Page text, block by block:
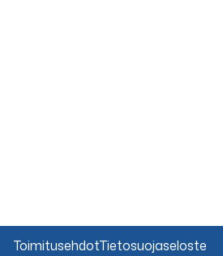
ToimitusehdotTietosuojaseloste